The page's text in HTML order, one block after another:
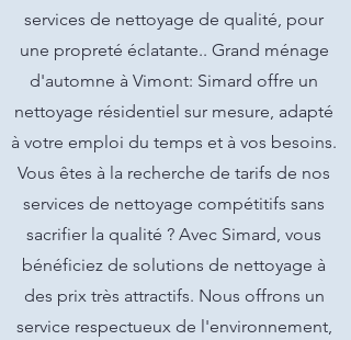
services de nettoyage de qualité, pour
une propreté éclatante.. Grand ménage
d'automne à Vimont: Simard offre un
nettoyage résidentiel sur mesure, adapté
à votre emploi du temps et à vos besoins.
Vous êtes à la recherche de tarifs de nos
services de nettoyage compétitifs sans
sacrifier la qualité ? Avec Simard, vous
bénéficiez de solutions de nettoyage à
des prix très attractifs. Nous offrons un
service respectueux de l'environnement,